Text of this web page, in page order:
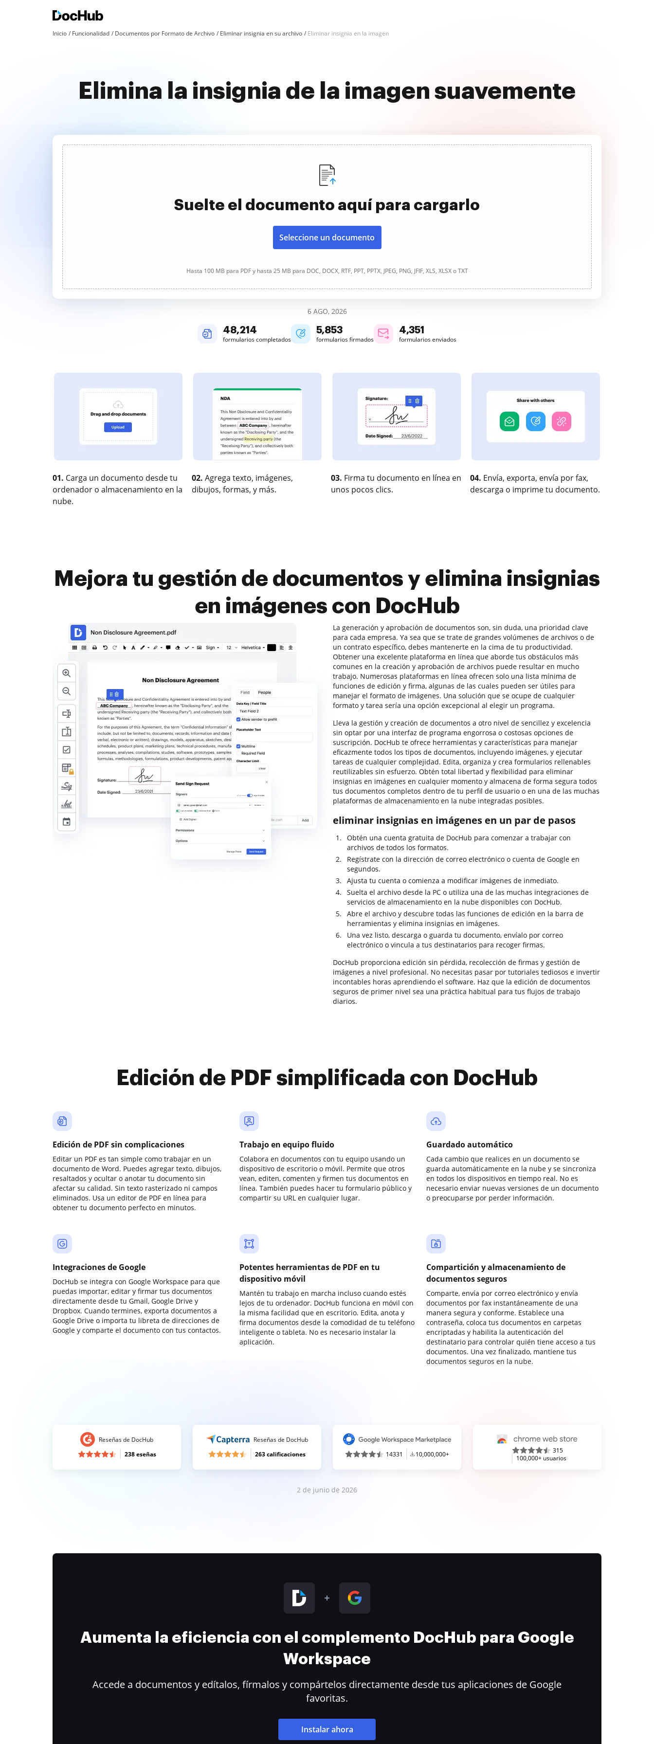
Inicio Funcionalidad Documentos por Formato de Archivo Eliminar insignia en su archivo Eliminar insignia en la imagen
Elimina la insignia de la imagen suavemente
Suelte el documento aquí para cargarlo
Seleccione un documento
Hasta 100 MB para PDF y hasta 25 MB para DOC, DOCX, RTF, PPT, PPTX, JPEG, PNG, JFIF, XLS, XLSX o TXT
6 AGO, 2026
48,215
formularios completados
5,853
formularios firmados
4,351
formularios enviados
01. Carga un documento desde tu
ordenador o almacenamiento en la
nube.
02. Agrega texto, imágenes,
dibujos, formas, y más.
03. Firma tu documento en línea en
unos pocos clics.
04. Envía, exporta, envía por fax,
descarga o imprime tu documento.
Mejora tu gestión de documentos y elimina insignias
en imágenes con DocHub
La generación y aprobación de documentos son, sin duda, una prioridad clave
para cada empresa. Ya sea que se trate de grandes volúmenes de archivos o de
un contrato específico, debes mantenerte en la cima de tu productividad.
Obtener una excelente plataforma en línea que aborde tus obstáculos más
comunes en la creación y aprobación de archivos puede resultar en mucho
trabajo. Numerosas plataformas en línea ofrecen solo una lista mínima de
funciones de edición y firma, algunas de las cuales pueden ser útiles para
manejar el formato de imágenes. Una solución que se ocupe de cualquier
formato y tarea sería una opción excepcional al elegir un programa.
Lleva la gestión y creación de documentos a otro nivel de sencillez y excelencia
sin optar por una interfaz de programa engorrosa o costosas opciones de
suscripción. DocHub te ofrece herramientas y características para manejar
eficazmente todos los tipos de documentos, incluyendo imágenes, y ejecutar
tareas de cualquier complejidad. Edita, organiza y crea formularios rellenables
reutilizables sin esfuerzo. Obtén total libertad y flexibilidad para eliminar
insignias en imágenes en cualquier momento y almacena de forma segura todos
tus documentos completos dentro de tu perfil de usuario o en una de las muchas
plataformas de almacenamiento en la nube integradas posibles.
eliminar insignias en imágenes en un par de pasos
Obtén una cuenta gratuita de DocHub para comenzar a trabajar con
archivos de todos los formatos.
Regístrate con la dirección de correo electrónico o cuenta de Google en
segundos.
Ajusta tu cuenta o comienza a modificar imágenes de inmediato.
Suelta el archivo desde la PC o utiliza una de las muchas integraciones de
servicios de almacenamiento en la nube disponibles con DocHub.
Abre el archivo y descubre todas las funciones de edición en la barra de
herramientas y elimina insignias en imágenes.
Una vez listo, descarga o guarda tu documento, envíalo por correo
electrónico o vincula a tus destinatarios para recoger firmas.
DocHub proporciona edición sin pérdida, recolección de firmas y gestión de
imágenes a nivel profesional. No necesitas pasar por tutoriales tediosos e invertir
incontables horas aprendiendo el software. Haz que la edición de documentos
seguros de primer nivel sea una práctica habitual para tus flujos de trabajo
diarios.
Edición de PDF simplificada con DocHub
Edición de PDF sin complicaciones
Editar un PDF es tan simple como trabajar en un
documento de Word. Puedes agregar texto, dibujos,
resaltados y ocultar o anotar tu documento sin
afectar su calidad. Sin texto rasterizado ni campos
eliminados. Usa un editor de PDF en línea para
obtener tu documento perfecto en minutos.
Trabajo en equipo fluido
Colabora en documentos con tu equipo usando un
dispositivo de escritorio o móvil. Permite que otros
vean, editen, comenten y firmen tus documentos en
línea. También puedes hacer tu formulario público y
compartir su URL en cualquier lugar.
Guardado automático
Cada cambio que realices en un documento se
guarda automáticamente en la nube y se sincroniza
en todos los dispositivos en tiempo real. No es
necesario enviar nuevas versiones de un documento
o preocuparse por perder información.
Integraciones de Google
DocHub se integra con Google Workspace para que
puedas importar, editar y firmar tus documentos
directamente desde tu Gmail, Google Drive y
Dropbox. Cuando termines, exporta documentos a
Google Drive o importa tu libreta de direcciones de
Google y comparte el documento con tus contactos.
Potentes herramientas de PDF en tu
dispositivo móvil
Mantén tu trabajo en marcha incluso cuando estés
lejos de tu ordenador. DocHub funciona en móvil con
la misma facilidad que en escritorio. Edita, anota y
firma documentos desde la comodidad de tu teléfono
inteligente o tableta. No es necesario instalar la
aplicación.
Compartición y almacenamiento de
documentos seguros
Comparte, envía por correo electrónico y envía
documentos por fax instantáneamente de una
manera segura y conforme. Establece una
contraseña, coloca tus documentos en carpetas
encriptadas y habilita la autenticación del
destinatario para controlar quién tiene acceso a tus
documentos. Una vez finalizado, mantiene tus
documentos seguros en la nube.
Reseñas de DocHub
238 eseñas
Reseñas de DocHub
263 calificaciones
14331 10,000,000+
315
100,000+ usuarios
2 de junio de 2026
Aumenta la eficiencia con el complemento DocHub para Google
Workspace
Accede a documentos y edítalos, fírmalos y compártelos directamente desde tus aplicaciones de Google
favoritas.
Instalar ahora